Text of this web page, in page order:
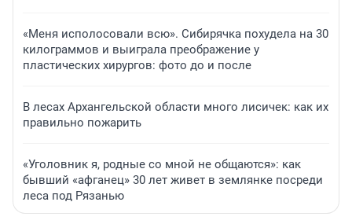
«Меня исполосовали всю». Сибирячка похудела на 30
килограммов и выиграла преображение у
пластических хирургов: фото до и после
В лесах Архангельской области много лисичек: как их
правильно пожарить
«Уголовник я, родные со мной не общаются»: как
бывший «афганец» 30 лет живет в землянке посреди
леса под Рязанью